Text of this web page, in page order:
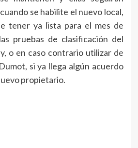
se habilite el nuevo local,
tener ya lista para el mes de
pruebas de clasificación del
o en caso contrario utilizar de
si ya llega algún acuerdo
propietario.